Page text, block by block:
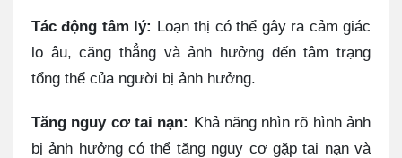
Tác động tâm lý: Loạn thị có thể gây ra cảm giác
lo âu, căng thẳng và ảnh hưởng đến tâm trạng
tổng thể của người bị ảnh hưởng.
Tăng nguy cơ tai nạn: Khả năng nhìn rõ hình ảnh
bị ảnh hưởng có thể tăng nguy cơ gặp tai nạn và